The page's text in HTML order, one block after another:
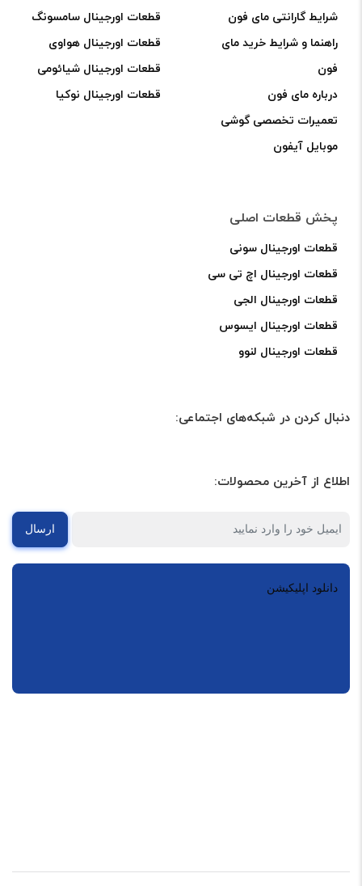
شرایط گارانتی مای فون
راهنما و شرایط خرید مای
فون
درباره مای فون
تعمیرات تخصصی گوشی
موبایل آیفون
قطعات اورجینال سامسونگ
قطعات اورجینال هواوی
قطعات اورجینال شیائومی
قطعات اورجینال نوکیا
پخش قطعات اصلی
قطعات اورجینال سونی
قطعات اورجینال اچ تی سی
قطعات اورجینال الجی
قطعات اورجینال ایسوس
قطعات اورجینال لنوو
دنبال کردن در شبکه‌های اجتماعی:
اطلاع از آخرین محصولات:
ارسال
دانلود اپلیکیشن